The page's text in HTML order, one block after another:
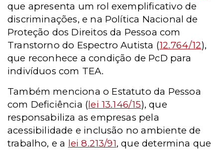
que apresenta um rol exemplificativo de
discriminações, e na Política Nacional de
Proteção dos Direitos da Pessoa com
Transtorno do Espectro Autista (12.764/12),
que reconhece a condição de PcD para
indivíduos com TEA.
Também menciona o Estatuto da Pessoa
com Deficiência (lei 13.146/15), que
responsabiliza as empresas pela
acessibilidade e inclusão no ambiente de
trabalho, e a lei 8.213/91, que determina que